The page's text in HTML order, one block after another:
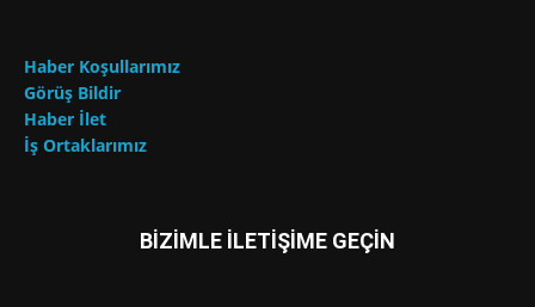
Haber Koşullarımız
Görüş Bildir
Haber İlet
İş Ortaklarımız
BİZİMLE İLETİŞİME GEÇİN